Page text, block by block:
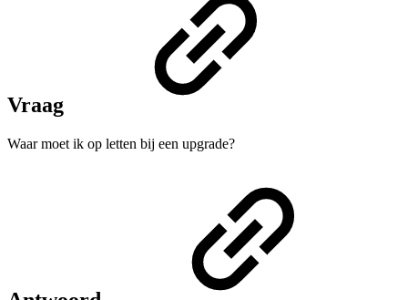
Vraag
Waar moet ik op letten bij een upgrade?